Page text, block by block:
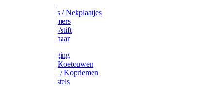
Halsplaatjes / Nekplaatjes
Kokernummers
Merkspray-/stift
Veemerkschaar
Uierverzorging
Halsters & Koetouwen
Halsriemen / Kopriemen
Koerugborstels